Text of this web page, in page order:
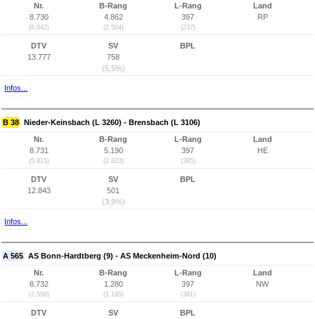
Nr.
8.730
(6.042)
B-Rang
4.862
(2.504)
L-Rang
397
(237)
Land
RP
DTV
13.777
SV
758
(5,5%)
BPL
Infos...
B 38 Nieder-Keinsbach (L 3260) - Brensbach (L 3106)
Nr.
8.731
(5.915)
B-Rang
5.190
(2.823)
L-Rang
397
(385)
Land
HE
DTV
12.843
SV
501
(3,9%)
BPL
Infos...
A 565 AS Bonn-Hardtberg (9) - AS Meckenheim-Nord (10)
Nr.
8.732
(2.558)
B-Rang
1.280
(1.195)
L-Rang
397
(381)
Land
NW
DTV SV BPL